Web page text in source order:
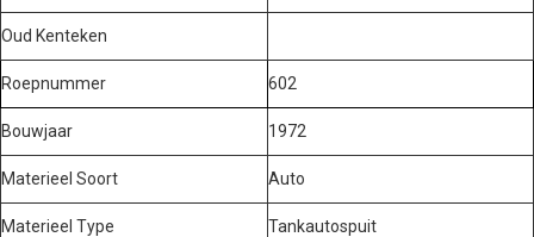
Oud Kenteken
Roepnummer 602
Bouwjaar 1972
Materieel Soort Auto
Materieel Type Tankautospuit